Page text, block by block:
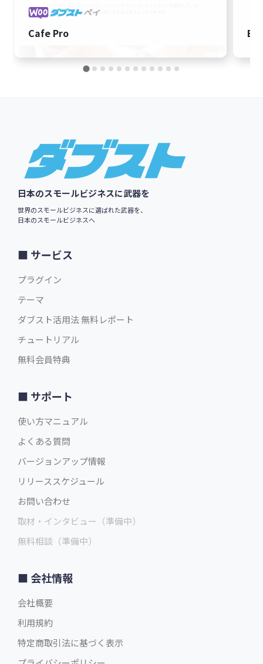
Cafe Pro
Footer
日本のスモールビジネスに武器を
世界のスモールビジネスに選ばれた武器を、
日本のスモールビジネスへ
サービス
プラグイン
テーマ
ダブスト活用法 無料レポート
チュートリアル
無料会員特典
サポート
使い方マニュアル
よくある質問
バージョンアップ情報
リリーススケジュール
お問い合わせ
取材・インタビュー（準備中）
無料相談（準備中）
会社情報
会社概要
利用規約
特定商取引法に基づく表示